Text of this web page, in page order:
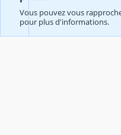
Vous pouvez vous
pour plus d'informations.